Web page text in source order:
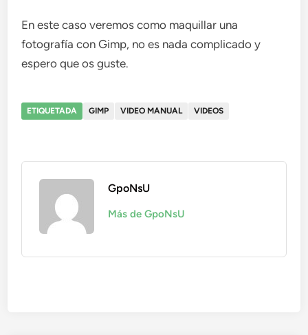
En este caso veremos como maquillar una
fotografía con Gimp, no es nada complicado y
espero que os guste.
ETIQUETADA GIMP VIDEO MANUAL VIDEOS
GpoNsU
Más de GpoNsU